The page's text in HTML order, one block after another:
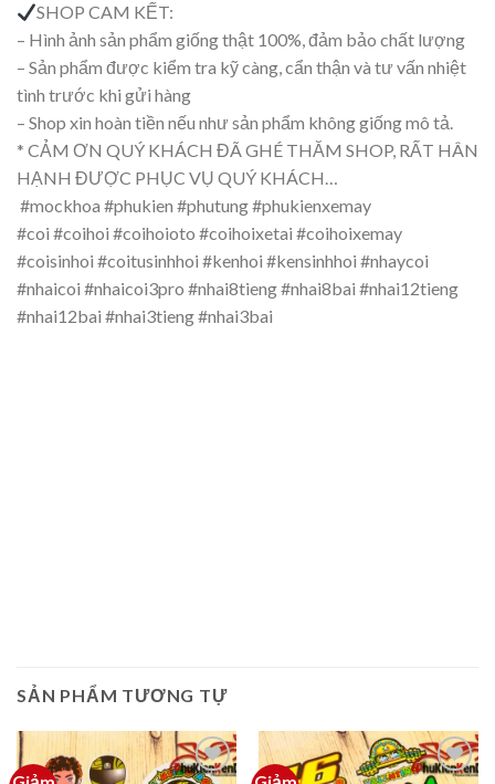
SHOP CAM KẾT:
– Hình ảnh sản phẩm giống thật 100%, đảm bảo chất lượng
– Sản phẩm được kiểm tra kỹ càng, cẩn thận và tư vấn nhiệt
tình trước khi gửi hàng
– Shop xin hoàn tiền nếu như sản phẩm không giống mô tả.
* CẢM ƠN QUÝ KHÁCH ĐÃ GHÉ THĂM SHOP, RẤT HÂN
HẠNH ĐƯỢC PHỤC VỤ QUÝ KHÁCH…
#mockhoa #phukien #phutung #phukienxemay
#coi #coihoi #coihoioto #coihoixetai #coihoixemay
#coisinhoi #coitusinhhoi #kenhoi #kensinhhoi #nhaycoi
#nhaicoi #nhaicoi3pro #nhai8tieng #nhai8bai #nhai12tieng
#nhai12bai #nhai3tieng #nhai3bai
SẢN PHẨM TƯƠNG TỰ